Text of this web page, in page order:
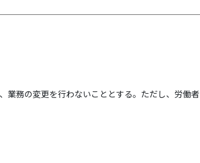
業務の変更を行わないこととする。ただし、労働者